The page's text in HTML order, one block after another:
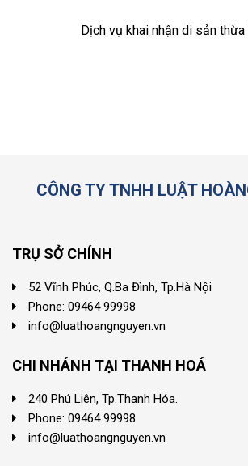
Dịch vụ khai nhận di sản
CÔNG TY TNHH LUẬT
TRỤ SỞ CHÍNH
52 Vĩnh Phúc, Q.Ba Đình, Tp.Hà Nội
Phone: 09464 99998
info@luathoangnguyen.vn
CHI NHÁNH TẠI THANH HOÁ
240 Phú Liên, Tp.Thanh Hóa.
Phone: 09464 99998
info@luathoangnguyen.vn